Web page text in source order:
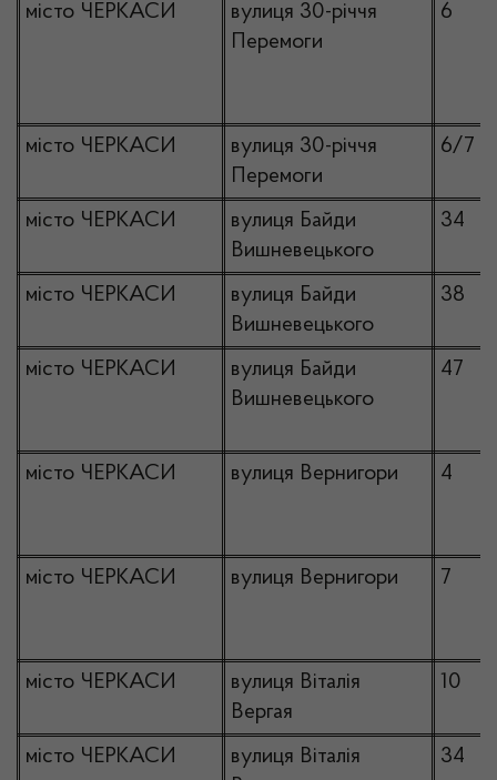
місто ЧЕРКАСИ
вулиця 30-річчя
Перемоги
6
місто ЧЕРКАСИ
вулиця 30-річчя
Перемоги
6/7
місто ЧЕРКАСИ
вулиця Байди
Вишневецького
34
місто ЧЕРКАСИ
вулиця Байди
Вишневецького
38
місто ЧЕРКАСИ
вулиця Байди
Вишневецького
47
місто ЧЕРКАСИ вулиця Вернигори 4
місто ЧЕРКАСИ вулиця Вернигори 7
місто ЧЕРКАСИ
вулиця Віталія
Вергая
10
місто ЧЕРКАСИ
вулиця Віталія
34